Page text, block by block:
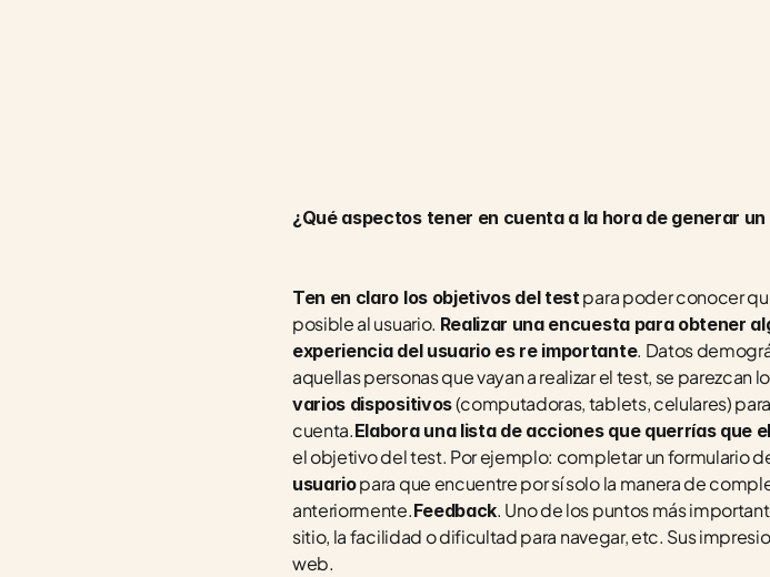
¿Qué aspectos tener en cuenta a la hora de generar
Ten en claro los objetivos del test para poder conocer
posible al usuario. Realizar una encuesta para obtener
experiencia del usuario es re importante. Datos
aquellas personas que vayan a realizar el test, se parezcan
varios dispositivos (computadoras, tablets, celulares)
cuenta.Elabora una lista de acciones que querrías que
el objetivo del test. Por ejemplo: completar un formulario
usuario para que encuentre por sí solo la manera de
anteriormente.Feedback. Uno de los puntos más
sitio, la facilidad o dificultad para navegar, etc. Sus
web.